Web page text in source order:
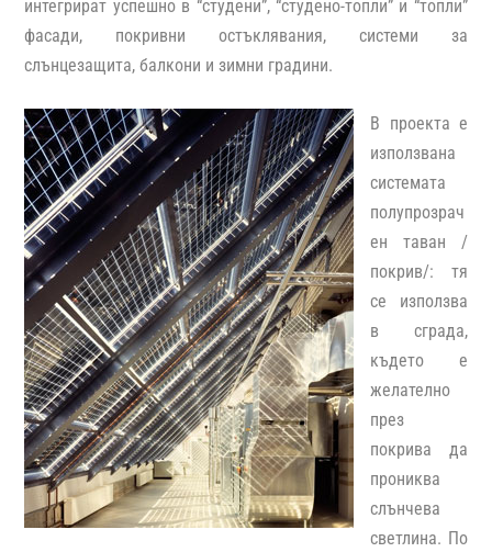
интегрират успешно в “студени”, “студено-топли” и “топли”
фасади, покривни остъклявания, системи за
слънцезащита, балкони и зимни градини.
В проекта е
използвана
системата
полупрозрач
ен таван /
покрив/: тя
се използва
в сграда,
където е
желателно
през
покрива да
прониква
слънчева
светлина. По